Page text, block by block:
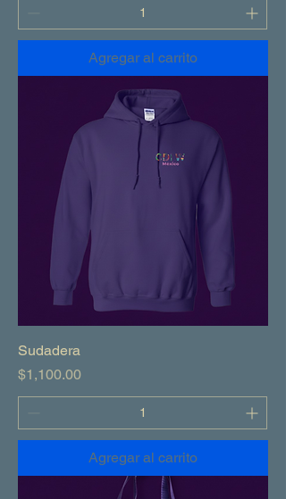
Agregar al carrito
Sudadera
Precio
$1,100.00
Agregar al carrito